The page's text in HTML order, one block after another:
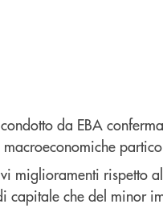
condotto da EBA
miglioramenti rispetto
capitale che del minor